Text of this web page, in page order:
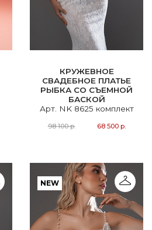
КРУЖЕВНОЕ
СВАДЕБНОЕ ПЛАТЬЕ
РЫБКА СО СЪЕМНОЙ
БАСКОЙ
Арт. NK 8625 комплект
98 100 р. 68 500 р.
NEW